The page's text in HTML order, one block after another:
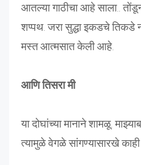
आतल्या गाठीचा आहे साला..
शप्पथ. जरा सुद्धा इकडचे तिकडे
मस्त आत्मसात केली आहे.
आणि तिसरा मी
या दोघांच्या मानाने शामळू.
त्यामुळे वेगळे सांगण्यासारखे काही